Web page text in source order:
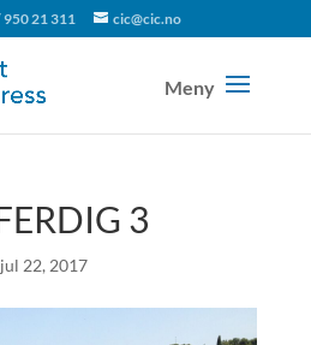
950 21 311 cic@cic.no
3
jul 22, 2017